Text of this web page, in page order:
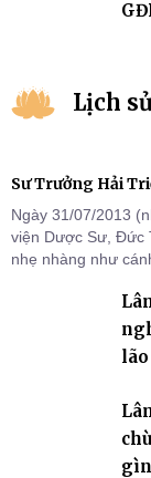
Lịch
Sư Trưởng Hải
Ngày 31/07/2013
viện Dược Sư, Đức
nhẹ nhàng như